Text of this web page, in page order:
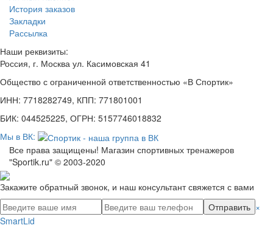
История заказов
Закладки
Рассылка
Наши реквизиты:
Россия, г. Москва ул. Касимовская 41
Общество с ограниченной ответственностью «В Спортик»
ИНН: 7718282749, КПП: 771801001
БИК: 044525225, ОГРН: 5157746018832
Мы в ВК:
Все права защищены! Магазин спортивных тренажеров
"Sportik.ru" © 2003-2020
Закажите обратный звонок, и наш консультант свяжется с вами
Отправить ×
SmartLid